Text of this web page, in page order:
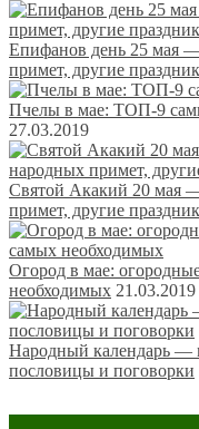
Епифанов день 25 мая
примет, другие
Пчелы в мае: ТОП-9
27.03.2019
Святой Акакий 20 мая
примет, другие
Огород в мае:
необходимых 21.03.2019
Народный календарь —
пословицы и поговорки